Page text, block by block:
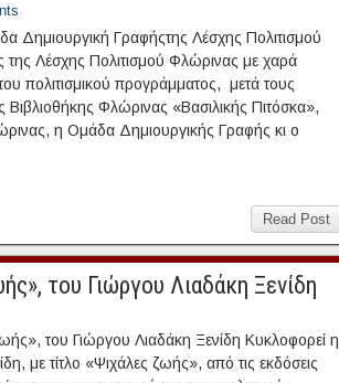
Γραφήςτης Λέσχης Πολιτισμού
Λέσχης Πολιτισμού Φλώρινας με χαρά
πολιτισμικού προγράμματος, μετά τους
Φλώρινας «Βασιλικής Πιτόσκα»,
η Ομάδα Δημιουργικής Γραφής κι ο
Read Post
του Γιώργου Λιαδάκη Ξενίδη
του Γιώργου Λιαδάκη Ξενίδη Κυκλοφορεί η
με τίτλο «Ψιχάλες ζωής», από τις εκδόσεις